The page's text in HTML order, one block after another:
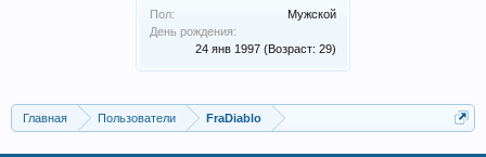
Пол:
Мужской
День рождения:
24 янв 1997 (Возраст: 29)
Главная Пользователи FraDiablo